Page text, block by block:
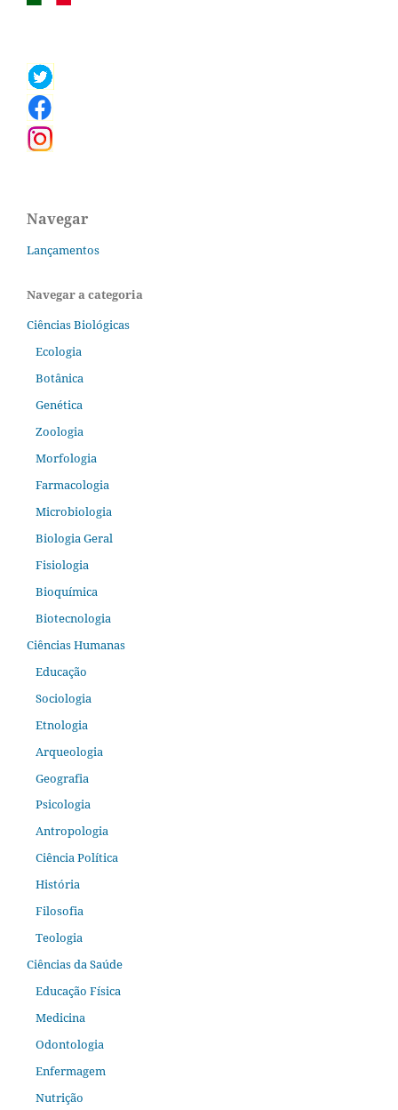
Navegar
Lançamentos
Navegar a categoria
Ciências Biológicas
Ecologia
Botânica
Genética
Zoologia
Morfologia
Farmacologia
Microbiologia
Biologia Geral
Fisiologia
Bioquímica
Biotecnologia
Ciências Humanas
Educação
Sociologia
Etnologia
Arqueologia
Geografia
Psicologia
Antropologia
Ciência Política
História
Filosofia
Teologia
Ciências da Saúde
Educação Física
Medicina
Odontologia
Enfermagem
Nutrição